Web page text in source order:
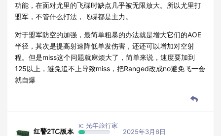
功能，在面对尤里的飞碟时缺点几乎被无限放大。所以尤里打
盟军，不管什么打法，飞碟都是主力。
对于盟军防空的加强，最简单粗暴的办法就是增大它们的AOE
半径，其次是提高射速降低单发伤害，还还可以增加对空射
程。但是miss这个问题就麻烦大了，简单来说，速度要加到
125以上，避免追不上导致miss，把Ranged改成no避免飞一会
就自爆
红警2TC版本
x: 光年旅行家
2025年3月6日